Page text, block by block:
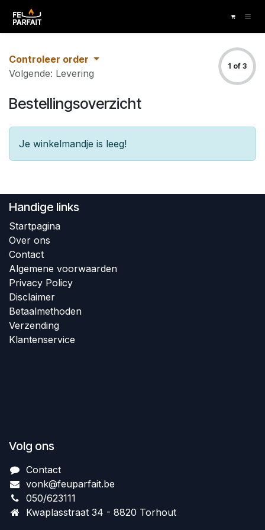
Overslaan naar inhoud
Controleer order
Volgende: Levering
1 of 3
Bestellingsoverzicht
Je winkelmandje is leeg!
Handige links
Startpagina
Over ons
Contact
Algem​ene voorwaarden
Privacy Policy
Disclaimer
Betaalmethoden
Verzending
Klantenservice
Volg ons
Contact
vonk@feuparfait.be
050/623111
Kwaplasstraat 34 - 8820 Torhout